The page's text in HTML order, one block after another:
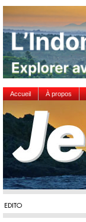
Accueil À propos
EDITO